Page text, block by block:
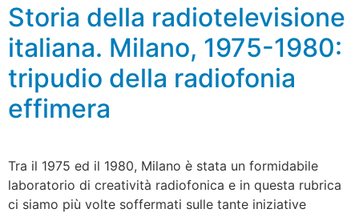
Storia della radiotelevisione
italiana. Milano, 1975-1980:
tripudio della radiofonia
effimera
Tra il 1975 ed il 1980, Milano è stata un formidabile
laboratorio di creatività radiofonica e in questa rubrica
ci siamo più volte soffermati sulle tante iniziative